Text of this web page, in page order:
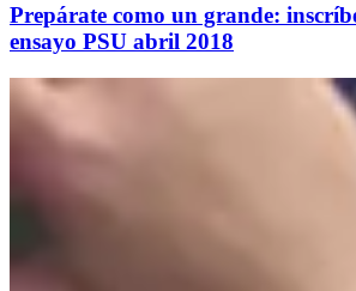
Prepárate como un grande:
ensayo PSU abril 2018